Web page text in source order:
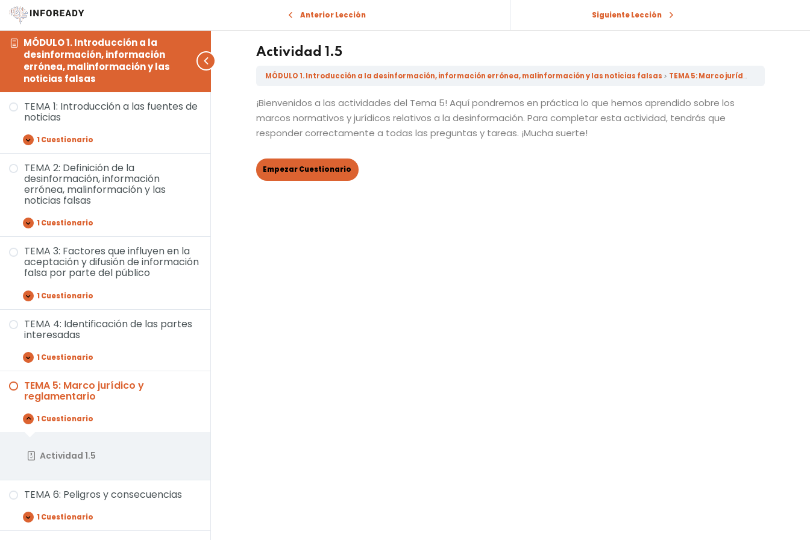
MÓDULO 1. Introducción a la
desinformación, información
errónea, malinformación y las
noticias falsas
TEMA 1: Introducción a las fuentes de
noticias
1 Cuestionario
TEMA 2: Definición de la
desinformación, información
errónea, malinformación y las
noticias falsas
1 Cuestionario
TEMA 3: Factores que influyen en la
aceptación y difusión de información
falsa por parte del público
1 Cuestionario
TEMA 4: Identificación de las partes
interesadas
1 Cuestionario
TEMA 5: Marco jurídico y
reglamentario
1 Cuestionario
Actividad 1.5
TEMA 6: Peligros y consecuencias
1 Cuestionario
Anterior Lección Siguiente Lección
Actividad 1.5
MÓDULO 1. Introducción a la desinformación, información errónea, malinformación y las noticias falsas TEMA 5: Marco jurídico y reglamentario
¡Bienvenidos a las actividades del Tema 5! Aquí pondremos en práctica lo que hemos aprendido sobre los
marcos normativos y jurídicos relativos a la desinformación. Para completar esta actividad, tendrás que
responder correctamente a todas las preguntas y tareas. ¡Mucha suerte!
Sign in Sign up
Don’t have an account?